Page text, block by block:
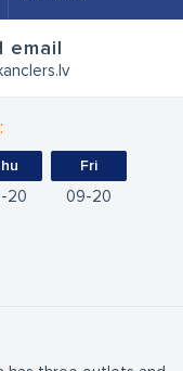
email
20
Fri
09 20